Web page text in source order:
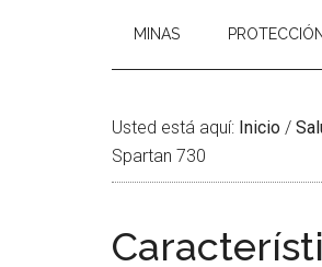
MINAS PROTECCIÓN
Usted está aquí: Inicio /
Spartan 730